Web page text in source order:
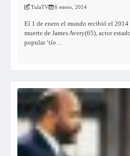
TulaTV 6 enero, 2014
El 1 de enero el mundo recibió el
muerte de James Avery(65), actor
popular ‘tío…